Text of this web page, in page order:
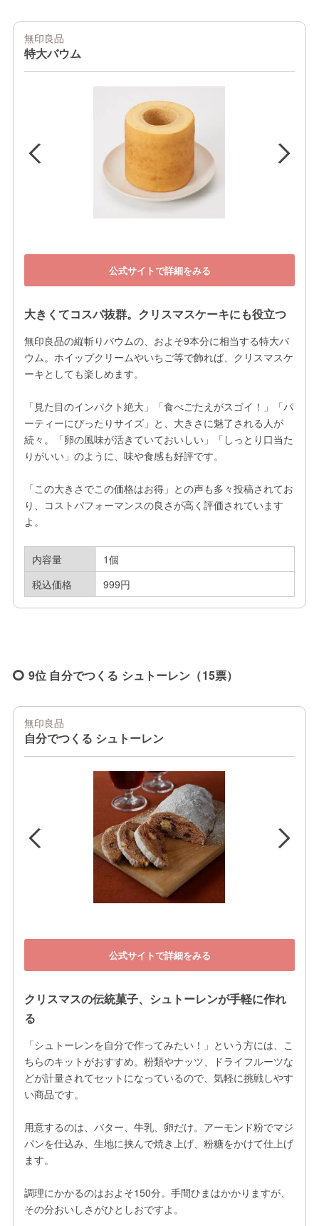
無印良品
特大バウム
公式サイトで詳細をみる
大きくてコスパ抜群。クリスマスケーキにも役立つ
無印良品の縦斬りバウムの、およそ9本分に相当する特大バ
ウム。ホイップクリームやいちご等で飾れば、クリスマスケ
ーキとしても楽しめます。
「見た目のインパクト絶大」「食べごたえがスゴイ！」「パ
ーティーにぴったりサイズ」と、大きさに魅了される人が
続々。「卵の風味が活きていておいしい」「しっとり口当た
りがいい」のように、味や食感も好評です。
「この大きさでこの価格はお得」との声も多々投稿されてお
り、コストパフォーマンスの良さが高く評価されています
よ。
内容量
1個
税込価格
999円
9位 自分でつくる シュトーレン（15票）
無印良品
自分でつくる シュトーレン
公式サイトで詳細をみる
クリスマスの伝統菓子、シュトーレンが手軽に作れ
る
「シュトーレンを自分で作ってみたい！」という方には、こ
ちらのキットがおすすめ。粉類やナッツ、ドライフルーツな
どが計量されてセットになっているので、気軽に挑戦しやす
い商品です。
用意するのは、バター、牛乳、卵だけ。アーモンド粉でマジ
パンを仕込み、生地に挟んで焼き上げ、粉糖をかけて仕上げ
ます。
調理にかかるのはおよそ150分。手間ひまはかかりますが、
その分おいしさがひとしおですよ。